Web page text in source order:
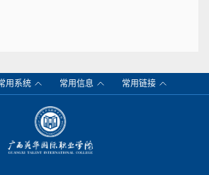
用系统 常用信息 常用链接